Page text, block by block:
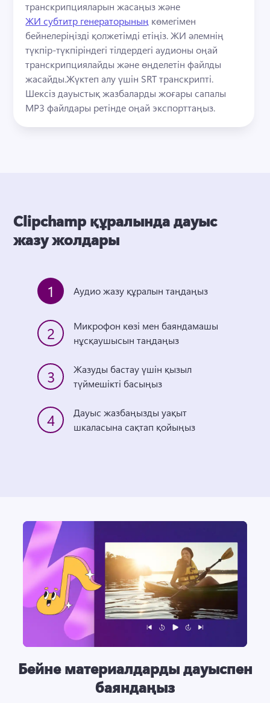
транскрипцияларын жасаңыз және
ЖИ субтитр генераторының көмегімен
бейнелеріңізді қолжетімді етіңіз. ЖИ әлемнің
түкпір-түкпіріндегі тілдердегі аудионы оңай
транскрипциялайды және өңделетін файлды
жасайды.
Шексіз дауыстық жазбаларды жоғары сапалы
MP3 файлдары ретінде оңай экспорттаңыз.
Clipchamp құралында дауыс
жазу жолдары
1 Аудио жазу құралын таңдаңыз
2
Микрофон көзі мен баяндамашы
нұсқаушысын таңдаңыз
3
Жазуды бастау үшін қызыл
түймешікті басыңыз
4
Дауыс жазбаңызды уақыт
шкаласына сақтап қойыңыз
Бейне материалдарды дауыспен
баяндаңыз